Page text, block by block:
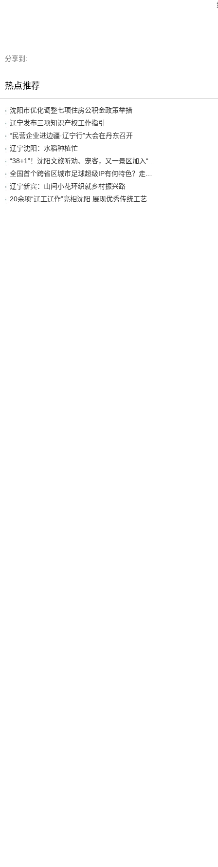
分享到:
热点推荐
沈阳市优化调整七项住房公积金政策举措
辽宁发布三项知识产权工作指引
“民营企业进边疆·辽宁行”大会在丹东召开
辽宁沈阳：水稻种植忙
辽宁新宾：山间小花环织就乡村振兴路
20余项“辽工辽作”亮相沈阳 展现优秀传统工艺